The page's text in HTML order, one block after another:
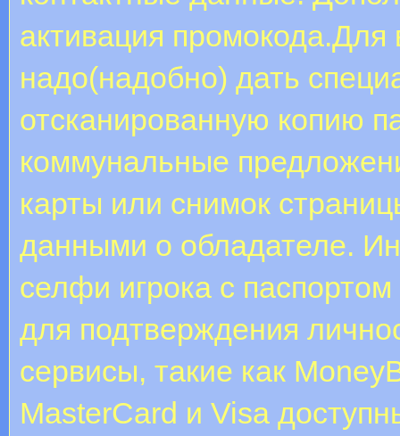
активация
надо(надобно) дать
отсканированную копию
коммунальные
карты или снимок
данными о обладателе.
селфи игрока с
для подтверждения
сервисы, такие как
MasterCard и Visa